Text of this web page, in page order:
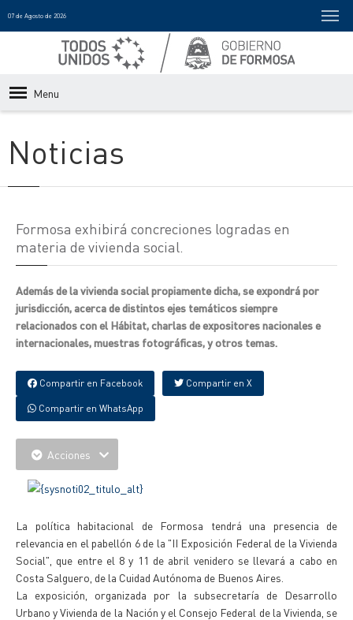
07 de Agosto de 2026
Menu
Noticias
Formosa exhibirá concreciones logradas en
materia de vivienda social.
Además de la vivienda social propiamente dicha, se expondrá por
jurisdicción, acerca de distintos ejes temáticos siempre
relacionados con el Hábitat, charlas de expositores nacionales e
internacionales, muestras fotográficas, y otros temas.
Compartir en Facebook Compartir en X
Compartir en WhatsApp
Acciones
La política habitacional de Formosa tendrá una presencia de
relevancia en el pabellón 6 de la "II Exposición Federal de la Vivienda
Social", que entre el 8 y 11 de abril venidero se llevará a cabo en
Costa Salguero, de la Cuidad Autónoma de Buenos Aires.
La exposición, organizada por la subsecretaría de Desarrollo
Urbano y Vivienda de la Nación y el Consejo Federal de la Vivienda, se